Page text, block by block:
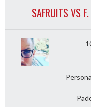
SAFRUITS VS